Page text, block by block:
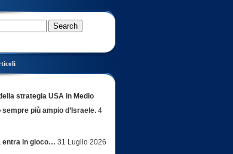
strategia USA in Medio
più ampio d’Israele. 4
entra in gioco… 31 Luglio 2026